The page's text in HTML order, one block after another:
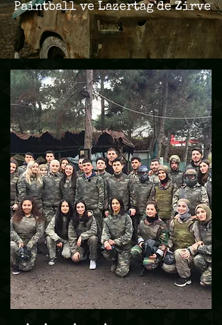
Paintball ve Lazertag'de Zirve